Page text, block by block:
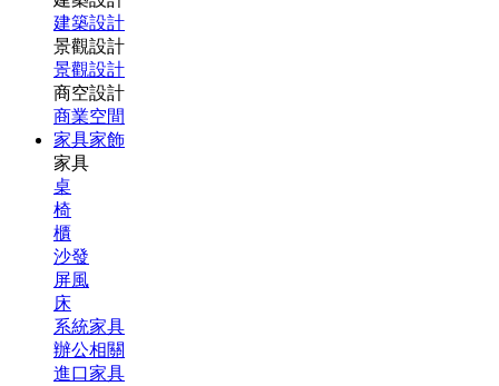
建築設計
景觀設計
景觀設計
商空設計
商業空間
家具家飾
家具
桌
椅
櫃
沙發
屏風
床
系統家具
辦公相關
進口家具